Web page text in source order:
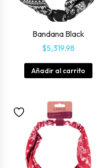
Bandana Black
$5,319.98
Añadir al carrito